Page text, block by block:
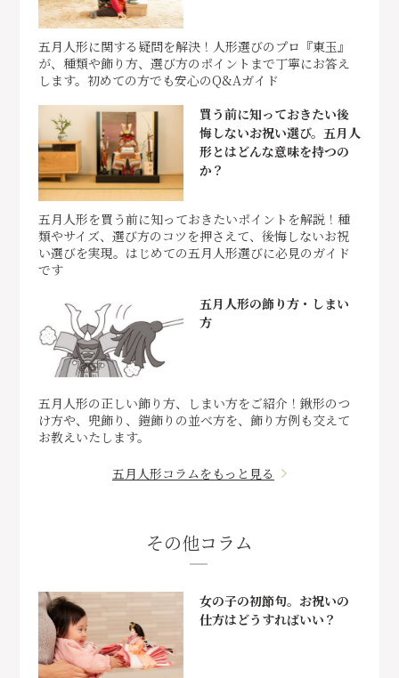
五月人形に関する疑問を解決！人形選びのプロ『東玉』
が、種類や飾り方、選び方のポイントまで丁寧にお答え
します。初めての方でも安心のQ&Aガイド
買う前に知っておきたい後
悔しないお祝い選び。五月人
形とはどんな意味を持つの
か？
五月人形を買う前に知っておきたいポイントを解説！種
類やサイズ、選び方のコツを押さえて、後悔しないお祝
い選びを実現。はじめての五月人形選びに必見のガイド
です
五月人形の飾り方・しまい
方
五月人形の正しい飾り方、しまい方をご紹介！鍬形のつ
け方や、兜飾り、鎧飾りの並べ方を、飾り方例も交えて
お教えいたします。
五月人形コラムをもっと見る
その他コラム
女の子の初節句。お祝いの
仕方はどうすればいい？